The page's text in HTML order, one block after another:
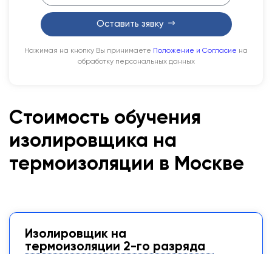
Оставить зявку
Нажимая на кнопку Вы принимаете Положение и Согласие на
обработку персональных данных
Стоимость обучения
изолировщика на
термоизоляции в Москве
Изолировщик на
термоизоляции 2-го разряда